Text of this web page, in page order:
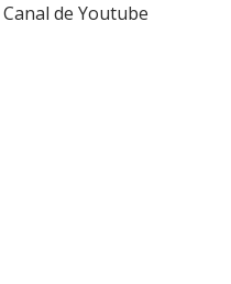
de Youtube